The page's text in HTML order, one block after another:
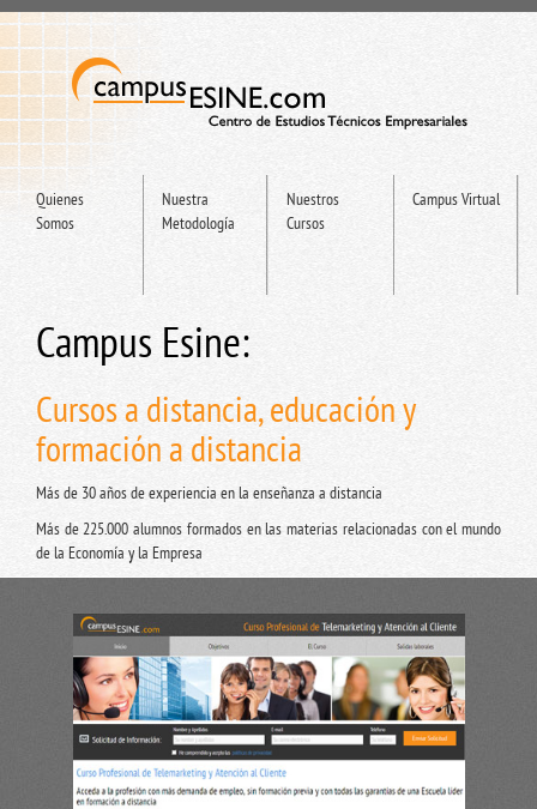
Quienes
Somos
Nuestra
Metodología
Nuestros
Cursos
Campus Virtual
Campus Esine:
Cursos a distancia, educación y
formación a distancia
Más de 30 años de experiencia en la enseñanza a distancia
Más de 225.000 alumnos formados en las materias relacionadas con el mundo
de la Economía y la Empresa